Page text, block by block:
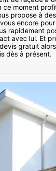
ce moment
propose à
encore
rapidement
avec lui. Et
gratuit
dès à présent.